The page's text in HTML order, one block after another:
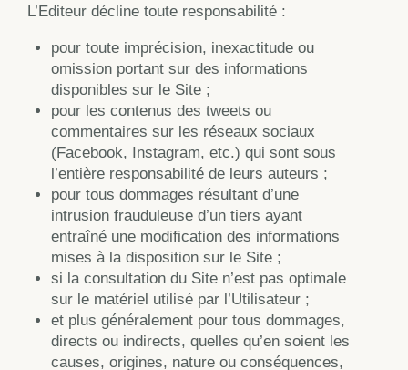
L’Editeur décline toute responsabilité :
pour toute imprécision, inexactitude ou
omission portant sur des informations
disponibles sur le Site ;
pour les contenus des tweets ou
commentaires sur les réseaux sociaux
(Facebook, Instagram, etc.) qui sont sous
l’entière responsabilité de leurs auteurs ;
pour tous dommages résultant d’une
intrusion frauduleuse d’un tiers ayant
entraîné une modification des informations
mises à la disposition sur le Site ;
si la consultation du Site n’est pas optimale
sur le matériel utilisé par l’Utilisateur ;
et plus généralement pour tous dommages,
directs ou indirects, quelles qu’en soient les
causes, origines, nature ou conséquences,